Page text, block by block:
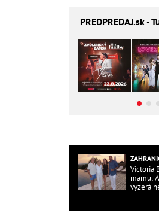
PREDPREDAJ.sk -
Victoria
mamu:
vyzerá